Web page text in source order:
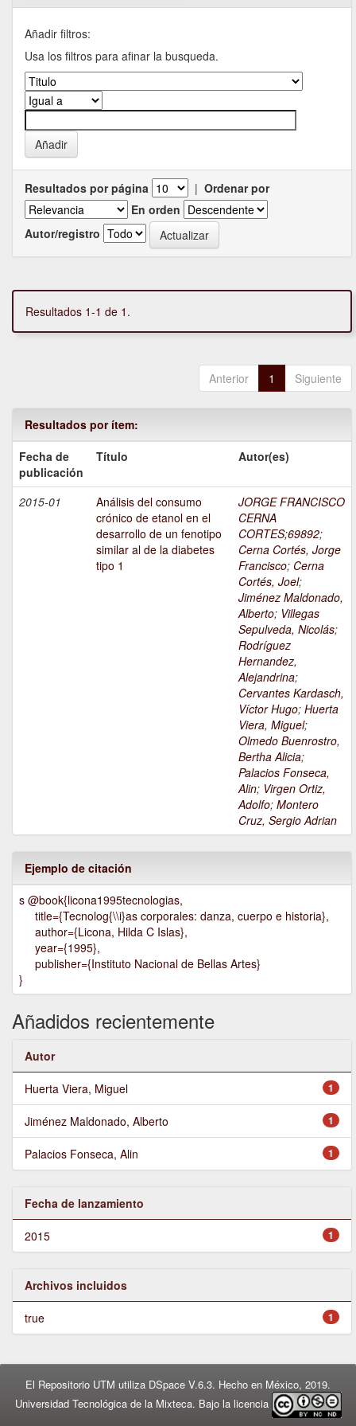
Añadir filtros:
Usa los filtros para afinar la busqueda.
Resultados por página | Ordenar por
En orden
Autor/registro
Resultados 1-1 de 1.
Anterior 1 Siguiente
Resultados por ítem:
Fecha de
publicación
Título Autor(es)
2015-01
Análisis del consumo
crónico de etanol en el
desarrollo de un fenotipo
similar al de la diabetes
tipo 1
JORGE FRANCISCO
CERNA
CORTES;69892;
Cerna Cortés, Jorge
Francisco; Cerna
Cortés, Joel;
Jiménez Maldonado,
Alberto; Villegas
Sepulveda, Nicolás;
Rodríguez
Hernandez,
Alejandrina;
Cervantes Kardasch,
Víctor Hugo; Huerta
Viera, Miguel;
Olmedo Buenrostro,
Bertha Alicia;
Palacios Fonseca,
Alin; Virgen Ortiz,
Adolfo; Montero
Cruz, Sergio Adrian
Ejemplo de citación
s @book{licona1995tecnologias,
title={Tecnolog{\\i}as corporales: danza, cuerpo e historia},
author={Licona, Hilda C Islas},
year={1995},
publisher={Instituto Nacional de Bellas Artes}
}
Añadidos recientemente
Autor
1
Huerta Viera, Miguel
1
Jiménez Maldonado, Alberto
1
Palacios Fonseca, Alin
Fecha de lanzamiento
1
2015
Archivos incluidos
1
true
El Repositorio UTM utiliza DSpace V.6.3. Hecho en México, 2019.
Universidad Tecnológica de la Mixteca. Bajo la licencia